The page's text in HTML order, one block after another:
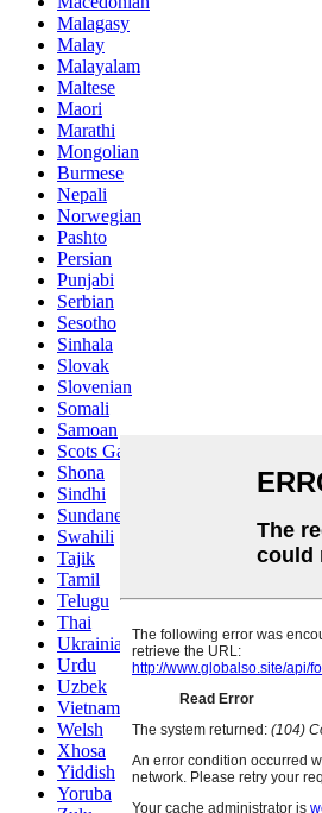
Malagasy
Malay
Malayalam
Maltese
Maori
Marathi
Mongolian
Burmese
Nepali
Norwegian
Pashto
Persian
Punjabi
Serbian
Sesotho
Sinhala
Slovak
Slovenian
Somali
Samoan
Scots Gaelic
Shona
Sindhi
Sundanese
Swahili
Tajik
Tamil
Telugu
Thai
Ukrainian
Urdu
Uzbek
Vietnamese
Welsh
Xhosa
Yiddish
Yoruba